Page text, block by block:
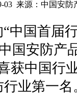
03 来源：中国安防
中国首届
国安防产
获中国行
行业第一名